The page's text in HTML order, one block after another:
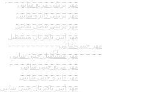
مهر پرینتی مربع شاینی
مهر پرینتی دایره شاینی
مهر پرینتی بیضی شاینی
مهر آنتی باکتریال مستطیل
مهر جیبی شاینی
مهر مستطیل جیبی شاینی
مهر مربع جیبی شاینی
مهر دایره جیبی شاینی
مهر آنتی باکتریال جیبی شاینی